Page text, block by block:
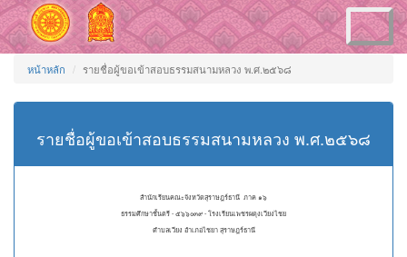
Toggle
navigation
หน้าหลัก รายชื่อผู้ขอเข้าสอบธรรมสนามหลวง พ.ศ.๒๕๖๘
รายชื่อผู้ขอเข้าสอบธรรมสนามหลวง พ.ศ.๒๕๖๘
สำนักเรียนคณะจังหวัดสุราษฎร์ธานี ภาค ๑๖
ธรรมศึกษาชั้นตรี - ๕๖๖๐๓๙ - โรงเรียนเพชรผดุงเวียงไชย
ตำบลเวียง อำเภอไชยา สุราษฎร์ธานี